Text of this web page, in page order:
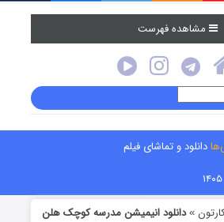
مشاهده فهرست
دانلود و تماشای فیلم
»دانلود انیمیشن مدرسه کوچک هلن